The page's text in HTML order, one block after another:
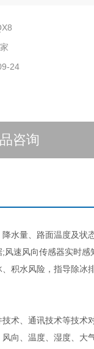
24
咨询
量、路面温度及状
速风向传感器实时
积水风险，指导除
术、通讯技术等技术
向、温度、湿度、